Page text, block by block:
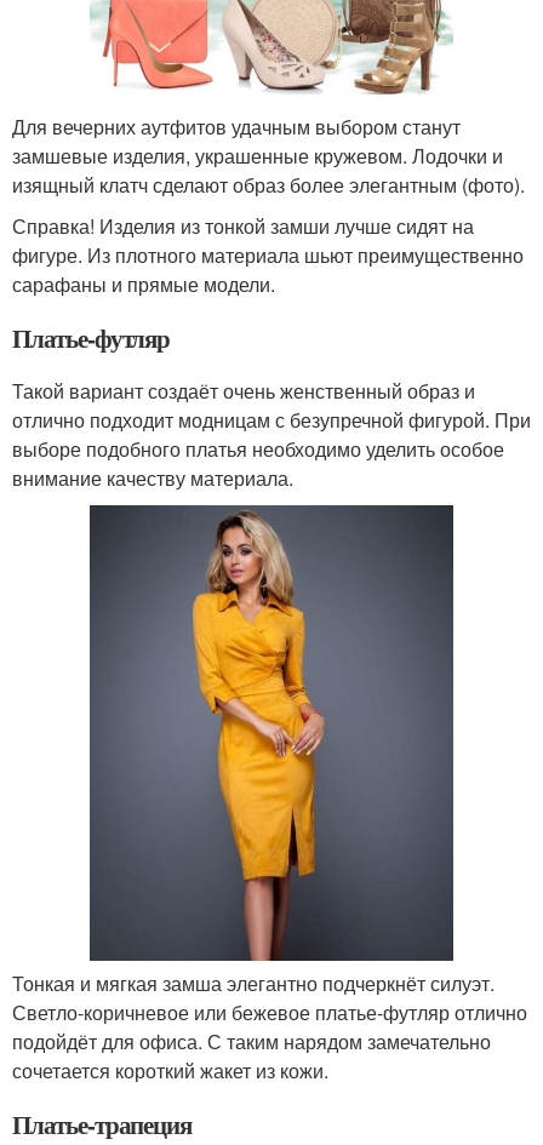
Для вечерних аутфитов удачным выбором станут
замшевые изделия, украшенные кружевом. Лодочки и
изящный клатч сделают образ более элегантным (фото).
Справка! Изделия из тонкой замши лучше сидят на
фигуре. Из плотного материала шьют преимущественно
сарафаны и прямые модели.
Платье-футляр
Такой вариант создаёт очень женственный образ и
отлично подходит модницам с безупречной фигурой. При
выборе подобного платья необходимо уделить особое
внимание качеству материала.
Тонкая и мягкая замша элегантно подчеркнёт силуэт.
Светло-коричневое или бежевое платье-футляр отлично
подойдёт для офиса. С таким нарядом замечательно
сочетается короткий жакет из кожи.
Платье-трапеция